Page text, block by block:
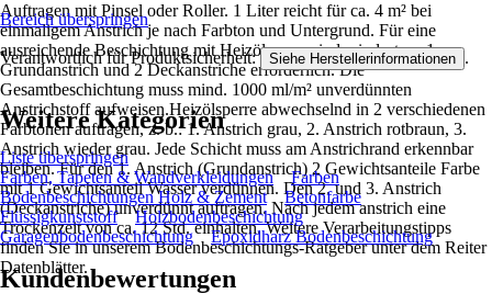
Auftragen mit Pinsel oder Roller. 1 Liter reicht für ca. 4 m² bei
einmaligem Anstrich je nach Farbton und Untergrund. Für eine
ausreichende Beschichtung mit Heizölsperre sind mindestens 1
Grundanstrich und 2 Deckanstriche erforderlich. Die
Gesamtbeschichtung muss mind. 1000 ml/m² unverdünnten
Anstrichstoff aufweisen.Heizölsperre abwechselnd in 2 verschiedenen
Farbtönen auftragen, z. b.: 1. Anstrich grau, 2. Anstrich rotbraun, 3.
Anstrich wieder grau. Jede Schicht muss am Anstrichrand erkennbar
bleiben. Für den 1. Anstrich (Grundanstrich) 2 Gewichtsanteile Farbe
mit 1 Gewichtsanteil Wasser verdünnen. Den 2. und 3. Anstrich
(Deckanstriche) unverdünnt auftragen. Nach jedem anstrich eine
Trockenzeit von ca. 12 Std. einhalten. Weitere Verarbeitungstipps
finden Sie in unserem Bodenbeschichtungs-Ratgeber unter dem Reiter
Datenblätter.
Bereich überspringen
Verantwortlich für Produktsicherheit: Siehe Herstellerinformationen .
Weitere Kategorien
Liste überspringen
Farben, Tapeten & Wandverkleidungen
Farben
Bodenbeschichtungen Holz & Zement
Betonfarbe
Flüssigkunststoff
Holzbodenbeschichtung
Garagenbodenbeschichtung
Epoxidharz Bodenbeschichtung
Kundenbewertungen